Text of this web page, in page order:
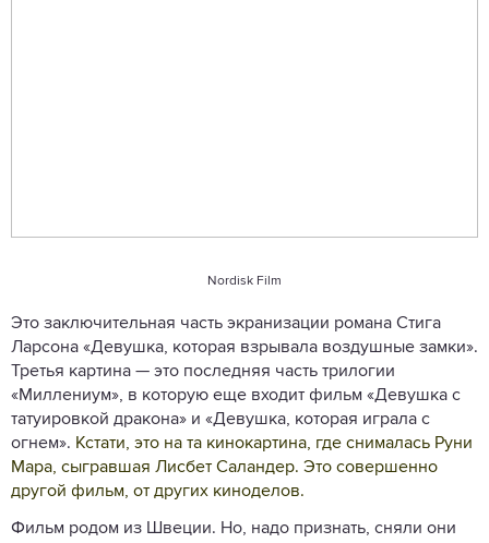
Nordisk Film
Это заключительная часть экранизации романа Стига
Ларсона «Девушка, которая взрывала воздушные замки».
Третья картина — это последняя часть трилогии
«Миллениум», в которую еще входит фильм «Девушка с
татуировкой дракона» и «Девушка, которая играла с
огнем». Кстати, это на та кинокартина, где снималась Руни
Мара, сыгравшая Лисбет Саландер. Это совершенно
другой фильм, от других киноделов.
Фильм родом из Швеции. Но, надо признать, сняли они